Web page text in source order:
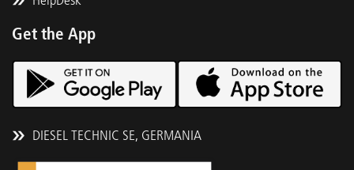
Get the App
DIESEL TECHNIC SE, GERMANIA